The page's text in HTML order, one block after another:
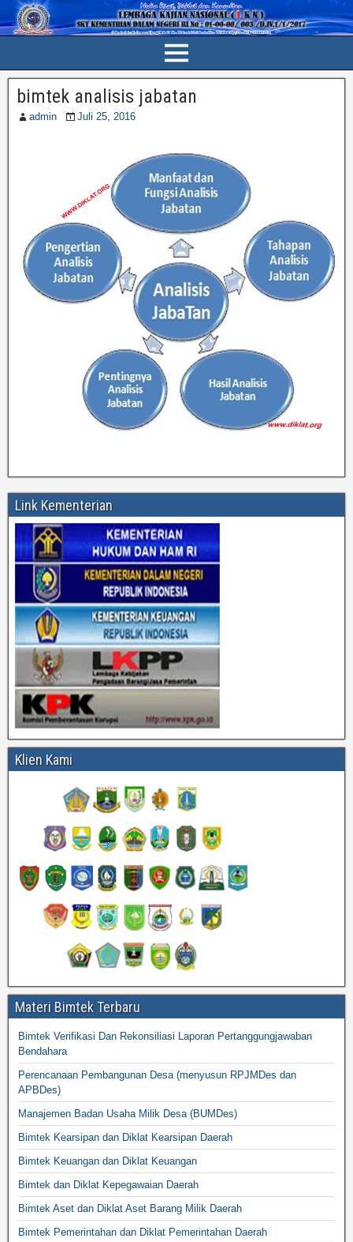
bimtek analisis jabatan
admin Juli 25, 2016
Link Kementerian
Klien Kami
Materi Bimtek Terbaru
Bimtek Verifikasi Dan Rekonsiliasi Laporan Pertanggungjawaban
Bendahara
Perencanaan Pembangunan Desa (menyusun RPJMDes dan
APBDes)
Manajemen Badan Usaha Milik Desa (BUMDes)
Bimtek Kearsipan dan Diklat Kearsipan Daerah
Bimtek Keuangan dan Diklat Keuangan
Bimtek dan Diklat Kepegawaian Daerah
Bimtek Aset dan Diklat Aset Barang Milik Daerah
Bimtek Pemerintahan dan Diklat Pemerintahan Daerah